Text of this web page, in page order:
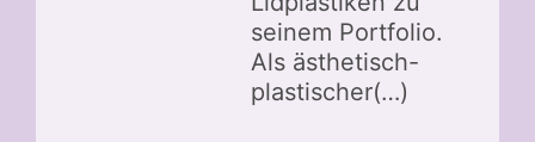
seinem Portfolio.
Als ästhetisch-
plastischer(…)